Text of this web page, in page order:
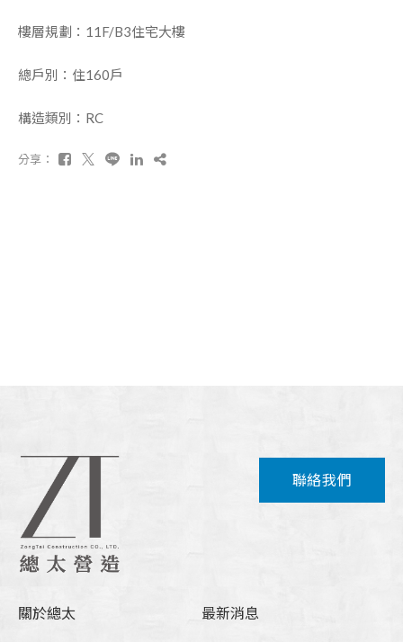
樓層規劃：11F/B3住宅大樓
總戶別：住160戶
構造類別：RC
分享：
關於總太 最新消息
聯絡我們